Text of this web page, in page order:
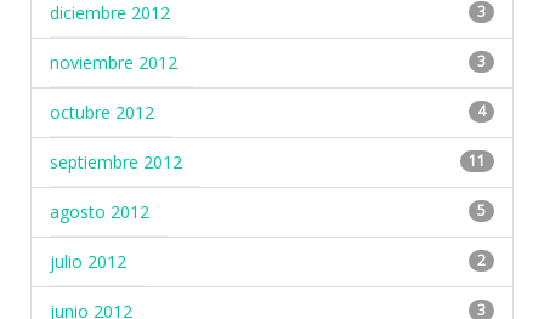
diciembre 2012 3
noviembre 2012 3
octubre 2012 4
septiembre 2012 11
agosto 2012 5
julio 2012 2
junio 2012 3